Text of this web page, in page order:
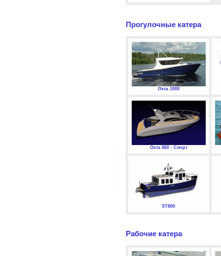
Прогулочные катера
Охта 1000
Охта 860 - Спорт
ST800
Рабочие катера